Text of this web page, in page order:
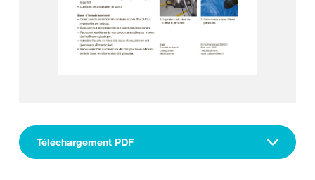
Téléchargement PDF